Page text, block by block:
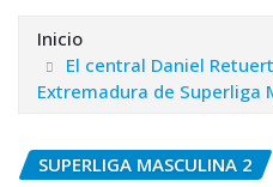
Inicio
El central Daniel
Extremadura de Superliga
SUPERLIGA MASCULINA 2